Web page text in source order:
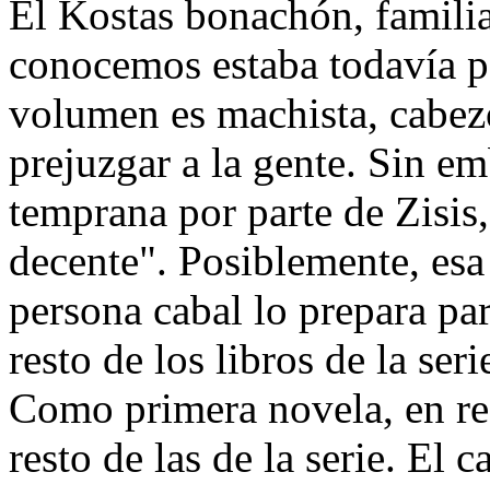
El Kostas bonachón,
conocemos estaba todavía
volumen es machista,
prejuzgar a la gente. Sin
temprana por parte de
decente". Posiblemente,
persona cabal lo prepara
resto de los libros de la
Como primera novela, en
resto de las de la serie. El